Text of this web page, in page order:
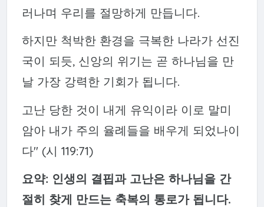
러나며 우리를 절망하게 만듭니다.
하지만 척박한 환경을 극복한 나라가 선진
국이 되듯, 신앙의 위기는 곧 하나님을 만
날 가장 강력한 기회가 됩니다.
고난 당한 것이 내게 유익이라 이로 말미
암아 내가 주의 율례들을 배우게 되었나이
다" (시 119:71)
요약: 인생의 결핍과 고난은 하나님을 간
절히 찾게 만드는 축복의 통로가 됩니다.